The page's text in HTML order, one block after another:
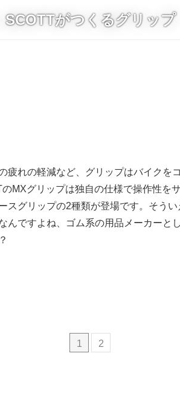
SCOTTがつくるグリップ
疲れの軽減など、グリップはバイクを
MXグリップは独自の仕様で操作性を
スグリップの2種類が登場です。そう
んですよね、ゴム系の用品メーカーと
1 2